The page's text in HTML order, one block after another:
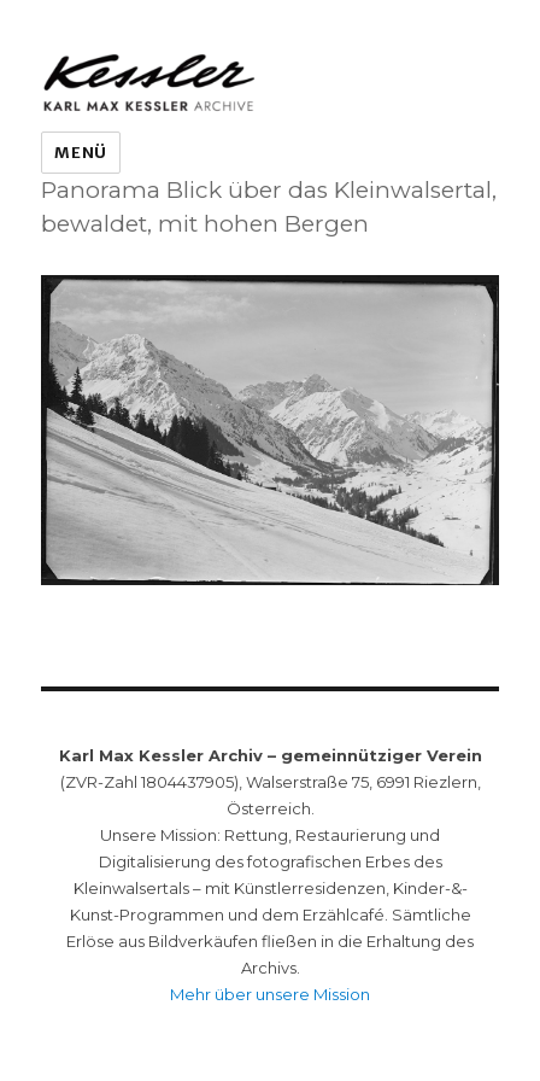
KARL MAX KESSLER ARCHIVE
MENÜ
Panorama Blick über das Kleinwalsertal,
bewaldet, mit hohen Bergen
Karl Max Kessler Archiv – gemeinnütziger Verein
(ZVR-Zahl 1804437905), Walserstraße 75, 6991 Riezlern,
Österreich.
Unsere Mission: Rettung, Restaurierung und
Digitalisierung des fotografischen Erbes des
Kleinwalsertals – mit Künstlerresidenzen, Kinder-&-
Kunst-Programmen und dem Erzählcafé. Sämtliche
Erlöse aus Bildverkäufen fließen in die Erhaltung des
Archivs.
Mehr über unsere Mission